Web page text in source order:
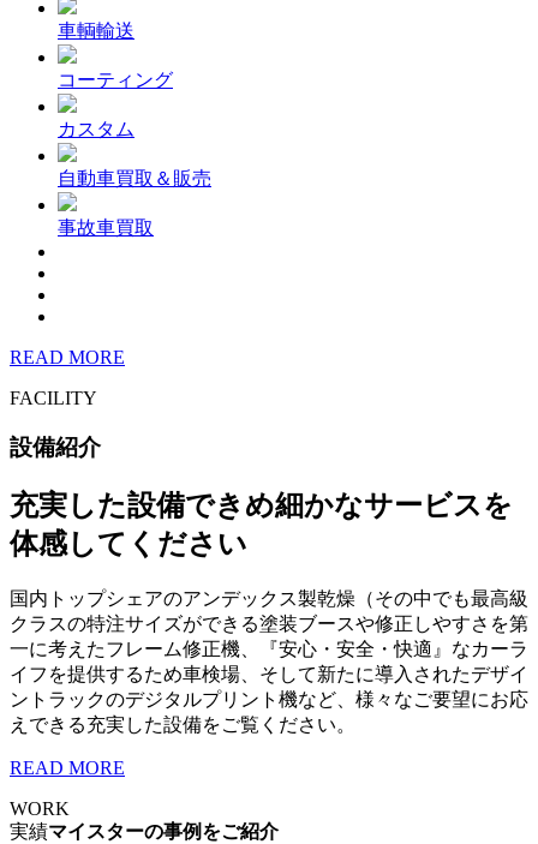
車輌輸送
コーティング
カスタム
自動車買取＆販売
事故車買取
READ MORE
FACILITY
設備紹介
充実した設備できめ細かなサービスを
体感してください
国内トップシェアのアンデックス製乾燥（その中でも最高級
クラスの特注サイズができる塗装ブースや修正しやすさを第
一に考えたフレーム修正機、『安心・安全・快適』なカーラ
イフを提供するため車検場、そして新たに導入されたデザイ
ントラックのデジタルプリント機など、様々なご要望にお応
えできる充実した設備をご覧ください。
READ MORE
WORK
実績マイスターの事例をご紹介